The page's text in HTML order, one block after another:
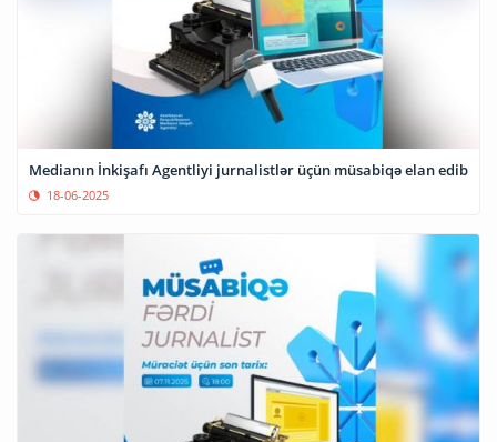
Medianın İnkişafı Agentliyi jurnalistlər üçün müsabiqə elan edib
18-06-2025